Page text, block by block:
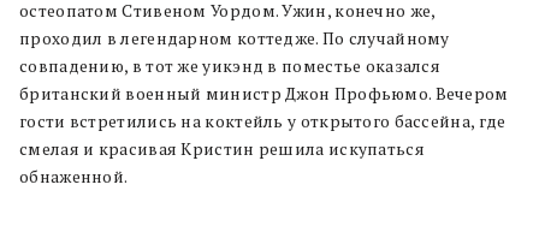
остеопатом Стивеном Уордом. Ужин, конечно же,
проходил в легендарном коттедже. По случайному
совпадению, в тот же уикэнд в поместье оказался
британский военный министр Джон Профьюмо. Вечером
гости встретились на коктейль у открытого бассейна, где
смелая и красивая Кристин решила искупаться
обнаженной.